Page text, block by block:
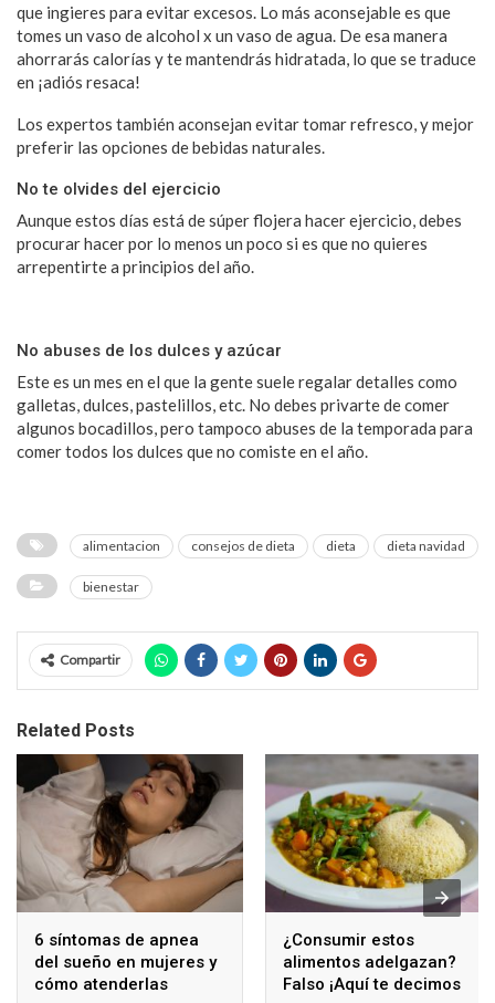
que ingieres para evitar excesos. Lo más aconsejable es que
tomes un vaso de alcohol x un vaso de agua. De esa manera
ahorrarás calorías y te mantendrás hidratada, lo que se traduce
en ¡adiós resaca!
Los expertos también aconsejan evitar tomar refresco, y mejor
preferir las opciones de bebidas naturales.
No te olvides del ejercicio
Aunque estos días está de súper flojera hacer ejercicio, debes
procurar hacer por lo menos un poco si es que no quieres
arrepentirte a principios del año.
No abuses de los dulces y azúcar
Este es un mes en el que la gente suele regalar detalles como
galletas, dulces, pastelillos, etc. No debes privarte de comer
algunos bocadillos, pero tampoco abuses de la temporada para
comer todos los dulces que no comiste en el año.
alimentacion consejos de dieta dieta dieta navidad
bienestar
Compartir
Related Posts
6 síntomas de apnea
del sueño en mujeres y
cómo atenderlas
¿Consumir estos
alimentos adelgazan?
Falso ¡Aquí te decimos